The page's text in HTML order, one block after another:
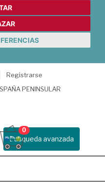
Registrarse
PENINSULAR
Busqueda avanzada
0